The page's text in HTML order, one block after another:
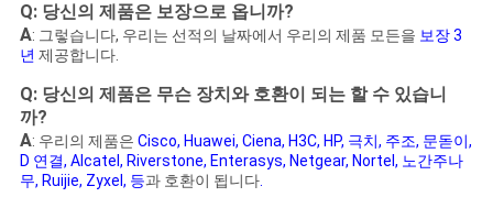
Q: 당신의 제품은 보장으로 옵니까?
A: 그렇습니다, 우리는 선적의 날짜에서 우리의 제품 모든을 보장 3
년 제공합니다.
Q: 당신의 제품은 무슨 장치와 호환이 되는 할 수 있습니
까?
A: 우리의 제품은 Cisco, Huawei, Ciena, H3C, HP, 극치, 주조, 문돋이,
D 연결, Alcatel, Riverstone, Enterasys, Netgear, Nortel, 노간주나
무, Ruijie, Zyxel, 등과 호환이 됩니다.